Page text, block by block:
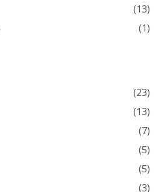
(13)
(1)
(23)
(13)
(7)
(5)
(5)
(3)